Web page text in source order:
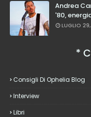
Andrea
'80,
LUGLIO
Consigli Di Ophelia Blog
Interview
Libri